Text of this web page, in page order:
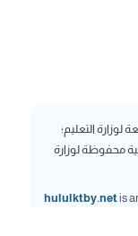
لوزارة التعليم؛
محفوظة لوزارة
hululktby.netis